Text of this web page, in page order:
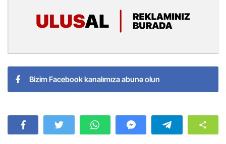
Bizim Facebook kanalımıza abunə olun